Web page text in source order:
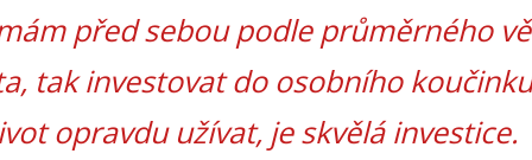
před sebou podle průměrného
tak investovat do osobního
opravdu užívat, je skvělá investice.